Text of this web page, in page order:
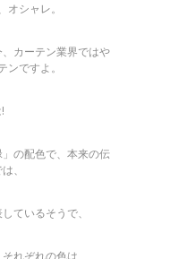
オシャレ。
カーテン業界ではや
ンですよ。
の配色で、本来の伝
、
ているそうで、
れぞれの色は、